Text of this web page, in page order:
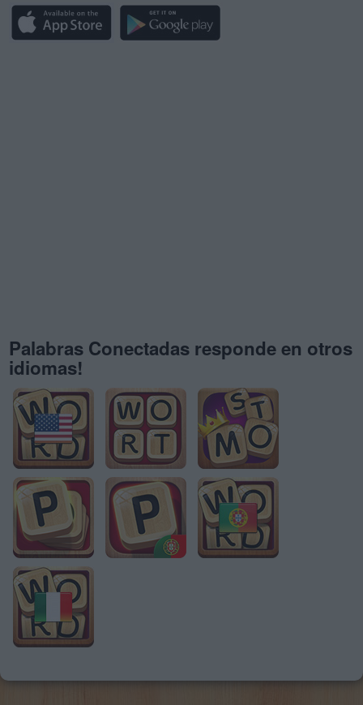
Palabras Conectadas responde en otros
idiomas!